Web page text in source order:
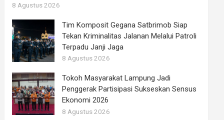
8 Agustus 2026
Tim Komposit Gegana Satbrimob Siap
Tekan Kriminalitas Jalanan Melalui Patroli
Terpadu Janji Jaga
8 Agustus 2026
Tokoh Masyarakat Lampung Jadi
Penggerak Partisipasi Sukseskan Sensus
Ekonomi 2026
8 Agustus 2026